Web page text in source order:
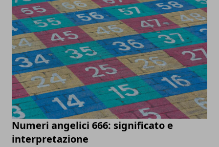
Numeri angelici 666: significato e
interpretazione